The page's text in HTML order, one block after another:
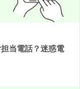
当電話？迷惑電